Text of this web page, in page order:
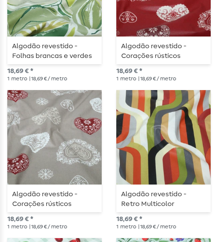
Algodão revestido -
Folhas brancas e verdes
18,69 € *
1 metro | 18,69 € / metro
Algodão revestido -
Corações rústicos
vermelhos
18,69 € *
1 metro | 18,69 € / metro
Algodão revestido -
Corações rústicos
cinzentos
18,69 € *
1 metro | 18,69 € / metro
Algodão revestido -
Retro Multicolor
18,69 € *
1 metro | 18,69 € / metro